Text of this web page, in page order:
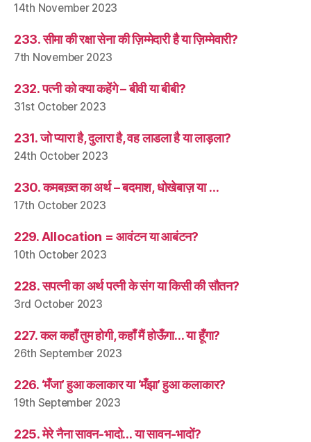
14th November 2023
233. सीमा की रक्षा सेना की ज़िम्मेदारी है या ज़िम्मेवारी?
7th November 2023
232. पत्नी को क्या कहेंगे – बीवी या बीबी?
31st October 2023
231. जो प्यारा है, दुलारा है, वह लाडला है या लाड़ला?
24th October 2023
230. कमबख़्त का अर्थ – बदमाश, धोखेबाज़ या …
17th October 2023
229. Allocation = आवंटन या आबंटन?
10th October 2023
228. सपत्नी का अर्थ पत्नी के संग या किसी की सौतन?
3rd October 2023
227. कल कहाँ तुम होगी, कहाँ मैं होऊँगा… या हूँगा?
26th September 2023
226. ‘मँजा’ हुआ कलाकार या ‘मँझा’ हुआ कलाकार?
19th September 2023
225. मेरे नैना सावन-भादो… या सावन-भादों?